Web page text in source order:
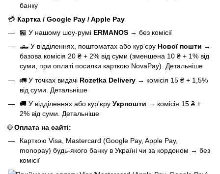
банку
💳 Картка / Google Pay / Apple Pay
🏪 У нашому шоу-румі ERMANOS → без комісії
🛻 У відділеннях, поштоматах або кур'єру Нової пошти →
базова комісія 20 ₴ + 2% від суми (зменшена 10 ₴ + 1% від
суми, при оплаті посилки карткою NovaPay). Детальніше
🚛 У точках видачі Rozetka Delivery → комісія 15 ₴ + 1,5%
від суми. Детальніше
🚚 У відділеннях або кур'єру Укрпошти → комісія 15 ₴ +
2% від суми. Детальніше
🌐Оплата на сайті:
Карткою Visa, Mastercard (Google Pay, Apple Pay,
monopay) будь-якого банку в Україні чи за кордоном → без
комісії